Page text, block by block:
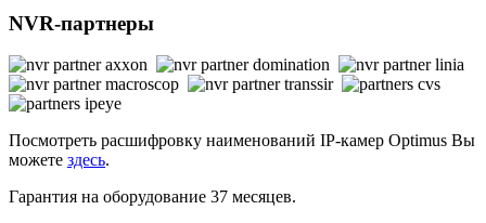
NVR-партнеры
Посмотреть расшифровку наименований IP-камер Optimus Вы
можете здесь.
Гарантия на оборудование 37 месяцев.